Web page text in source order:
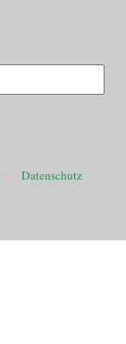
Datenschutz